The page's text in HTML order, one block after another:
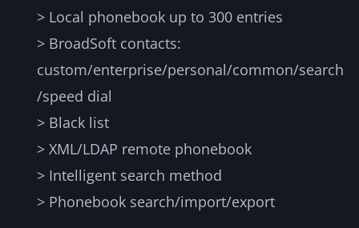
> Local phonebook up to 300 entries
> BroadSoft contacts:
custom/enterprise/personal/common/search
/speed dial
> Black list
> XML/LDAP remote phonebook
> Intelligent search method
> Phonebook search/import/export